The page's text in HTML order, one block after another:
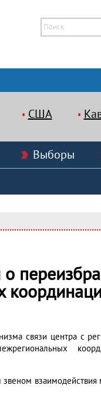
США
Выборы
о
связи центра с